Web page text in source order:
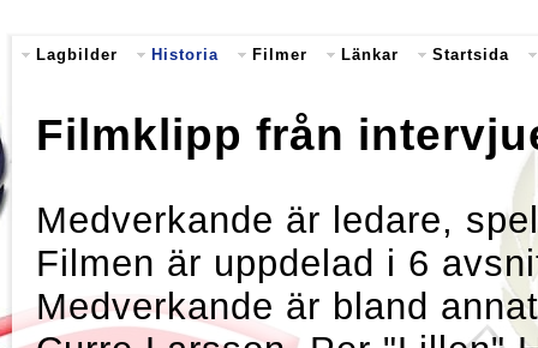
Lagbilder Historia Filmer Länkar Startsida
Filmklipp från
Medverkande är ledare,
Filmen är uppdelad i 6
Medverkande är bland annat